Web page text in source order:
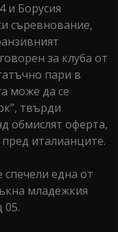
и Борусия
съревнование,
за клуба от
пари в
може да се
твърди
обмислят оферта,
пред италианците.
една от
младежкия
05.